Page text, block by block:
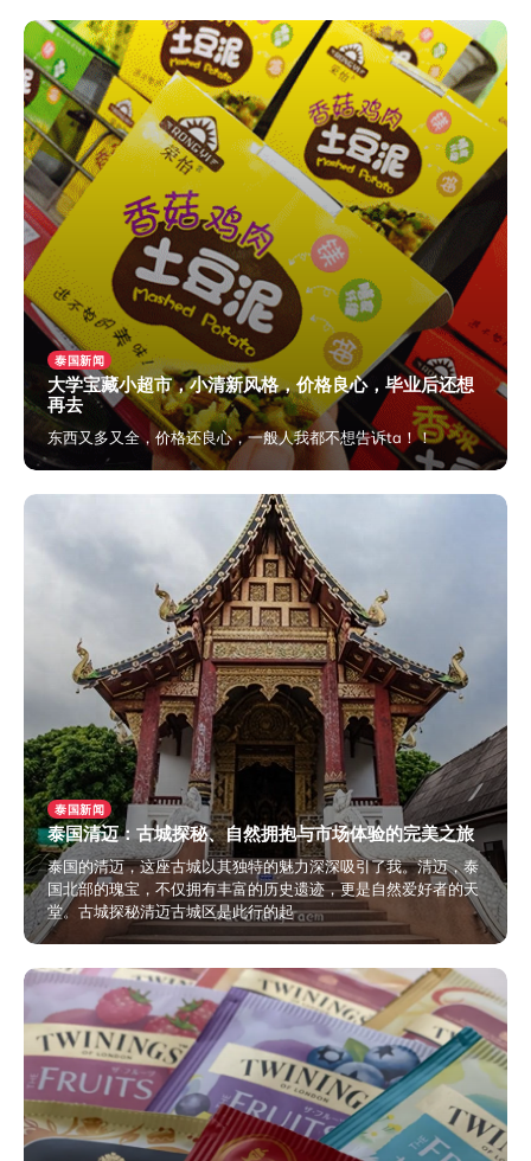
泰国新闻
大学宝藏小超市，小清新风格，价格良心，毕业后还想
再去
东西又多又全，价格还良心，一般人我都不想告诉ta！！
2024年6月5日
泰国新闻
泰国清迈：古城探秘、自然拥抱与市场体验的完美之旅
泰国的清迈，这座古城以其独特的魅力深深吸引了我。清迈，泰
国北部的瑰宝，不仅拥有丰富的历史遗迹，更是自然爱好者的天
堂。古城探秘清迈古城区是此行的起
2024年6月3日